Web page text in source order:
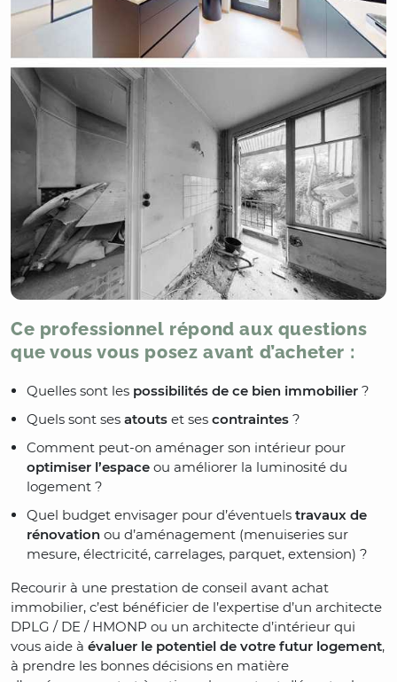
Ce professionnel répond aux questions
que vous vous posez avant d’acheter :
Quelles sont les possibilités de ce bien immobilier ?
Quels sont ses atouts et ses contraintes ?
Comment peut-on aménager son intérieur pour
optimiser l’espace ou améliorer la luminosité du
logement ?
Quel budget envisager pour d’éventuels travaux de
rénovation ou d’aménagement (menuiseries sur
mesure, électricité, carrelages, parquet, extension) ?
Recourir à une prestation de conseil avant achat
immobilier, c’est bénéficier de l’expertise d’un architecte
DPLG / DE / HMONP ou un architecte d’intérieur qui
vous aide à évaluer le potentiel de votre futur logement,
à prendre les bonnes décisions en matière